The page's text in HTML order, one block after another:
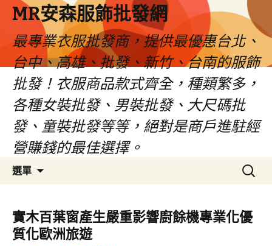
MR安森服飾批發網
最專業衣服批發商，提供最優惠台北、
台中、高雄、批發、新竹、台南的服飾
批發！衣服商品款式齊全，種類繁多，
各種女裝批發、男裝批發、大尺碼批
發、童裝批發等等，絕對是商戶進駐經
營賺錢的最佳選擇。
選單
容
區
搜
尋
鍵
字:
實木百葉窗產生嚴重影響廚餘機專業化優
質化歐洲旅遊